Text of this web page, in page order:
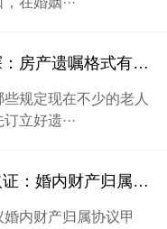
青岛市私家侦探：房产遗嘱格式有哪些规定
规定现在不少的老人
立好遗···
青岛外遇调查取证：婚内财产归属协议
内财产归属协议甲